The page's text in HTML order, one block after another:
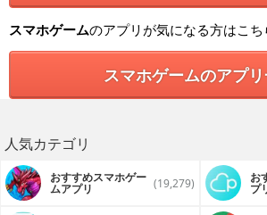
スマホゲームのアプリが気になる方はこち
スマホゲームのアプ
人気カテゴリ
おすすめスマホゲー
ムアプリ (19,279) お
プ